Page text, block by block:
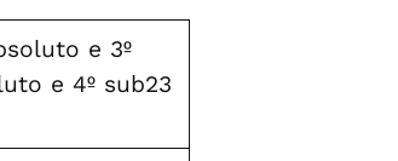
e 3º
e 4º sub23